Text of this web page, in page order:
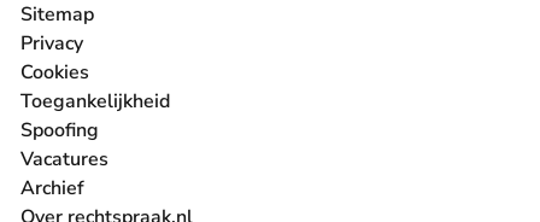
Sitemap
Privacy
Cookies
Toegankelijkheid
Spoofing
Vacatures
- U verlaat Rechtspraak.nl
Archief